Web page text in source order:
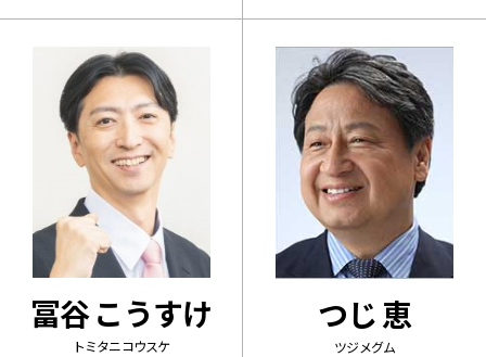
冨谷 こうすけ
トミタニ コウスケ
つじ 恵
ツジ メグム